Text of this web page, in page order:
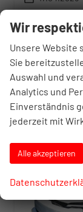
26.301,– €
incl. 20% MwSt.
inkl. NoVA
Verbrauch
2
CO -
Wir
Unsere Website
Sie
Auswahl und
Analytics und
Einverständnis
jederzeit mit
Alle akzeptieren